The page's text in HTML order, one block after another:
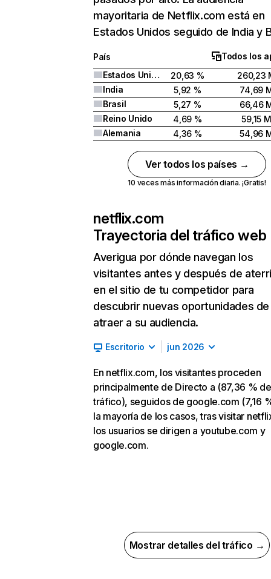
mayoritaria de Netflix.com está en
Estados Unidos seguido de India y
País
Todos los
Estados Unidos
20,63 %
260,23
India
5,92 %
74,69
Brasil
5,27 %
66,46
Reino Unido
4,69 %
59,15 M
Alemania
4,36 % 54,96
Ver todos los países →
10 veces más información diaria. ¡Gratis!
netflix.com
Trayectoria del tráfico web
Averigua por dónde navegan los
visitantes antes y después de
en el sitio de tu competidor para
descubrir nuevas oportunidades de
atraer a su audiencia.
Escritorio jun 2026
En netflix.com, los visitantes proceden
principalmente de Directo a (87,36 % de
tráfico), seguidos de google.com (7,16
la mayoría de los casos, tras visitar
los usuarios se dirigen a youtube.com y
google.com.
Mostrar detalles del tráfico →